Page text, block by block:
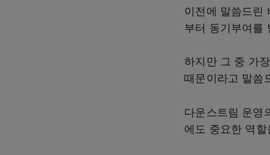
이전에 말씀드린
부터 동기부여를
하지만 그 중 가
때문이라고 말씀
다운스트림 운영
에도 중요한 역